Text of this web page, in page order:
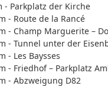
- Parkplatz der Kirche
- Route de la Rancé
- Champ Marguerite –
- Tunnel unter der
- Les Baysses
- Friedhof – Parkplatz
- Abzweigung D82